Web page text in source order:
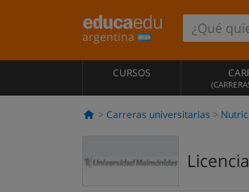
argentina
CURSOS
Carreras universitarias